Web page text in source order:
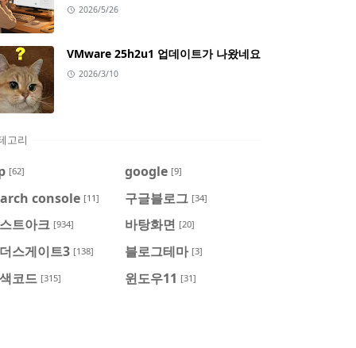
2026/5/26
VMware 25h2u1 업데이트가 나왔네요
2026/3/10
고리
[62] google [9]
console [11] 구글블로그 [34]
트아크 [934] 바탕화면 [20]
스게이트3 [138] 블로그테마 [3]
코드 [315] 윈도우11 [31]